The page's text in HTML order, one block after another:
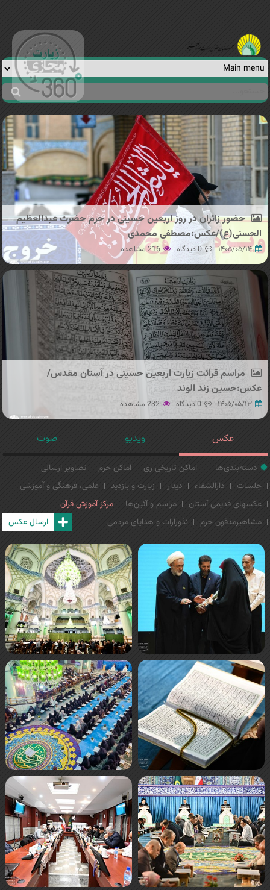
فرم
جستجو
حضور زائران در روز اربعین حسینی در حرم حضرت عبدالعظیم
الحسنی(ع)/عکس:مصطفی محمدی
۱۴۰۵/۰۵/۱۴ 0 دیدگاه 216 مشاهده
مراسم قرائت زیارت اربعین حسینی در آستان مقدس/
عکس:حسین زند الوند
۱۴۰۵/۰۵/۱۳ 0 دیدگاه 232 مشاهده
عکس ویدیو صوت
دسته‌بندی‌ها اماکن تاریخی ری اماکن حرم
تصاویر ارسالی
جلسات
دارالشفاء دیدار زیارت و بازدید
علمی، فرهنگی و آموزشی
عکسهای قدیمی آستان
مراسم و آئین‌ها
مرکز آموزش قرآن
مشاهیرمدفون حرم
نذورارات و هدایای مردمی ارسال عکس
صفحه‌ها